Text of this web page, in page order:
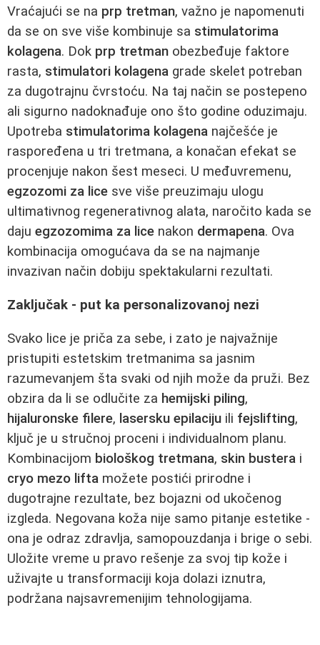
Vraćajući se na prp tretman, važno je napomenuti
da se on sve više kombinuje sa stimulatorima
kolagena. Dok prp tretman obezbeđuje faktore
rasta, stimulatori kolagena grade skelet potreban
za dugotrajnu čvrstoću. Na taj način se postepeno
ali sigurno nadoknađuje ono što godine oduzimaju.
Upotreba stimulatorima kolagena najčešće je
raspoređena u tri tretmana, a konačan efekat se
procenjuje nakon šest meseci. U međuvremenu,
egzozomi za lice sve više preuzimaju ulogu
ultimativnog regenerativnog alata, naročito kada se
daju egzozomima za lice nakon dermapena. Ova
kombinacija omogućava da se na najmanje
invazivan način dobiju spektakularni rezultati.
Zaključak - put ka personalizovanoj nezi
Svako lice je priča za sebe, i zato je najvažnije
pristupiti estetskim tretmanima sa jasnim
razumevanjem šta svaki od njih može da pruži. Bez
obzira da li se odlučite za hemijski piling,
hijaluronske filere, lasersku epilaciju ili fejslifting,
ključ je u stručnoj proceni i individualnom planu.
Kombinacijom biološkog tretmana, skin bustera i
cryo mezo lifta možete postići prirodne i
dugotrajne rezultate, bez bojazni od ukočenog
izgleda. Negovana koža nije samo pitanje estetike -
ona je odraz zdravlja, samopouzdanja i brige o sebi.
Uložite vreme u pravo rešenje za svoj tip kože i
uživajte u transformaciji koja dolazi iznutra,
podržana najsavremenijim tehnologijama.